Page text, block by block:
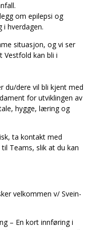
om epilepsi og
i hverdagen.
situasjon, og vi ser
Vestfold kan bli i
du/dere vil bli kjent med
for utviklingen av
hygge, læring og
ta kontakt med
Teams, slik at du kan
velkommen v/ Svein-
– En kort innføring i